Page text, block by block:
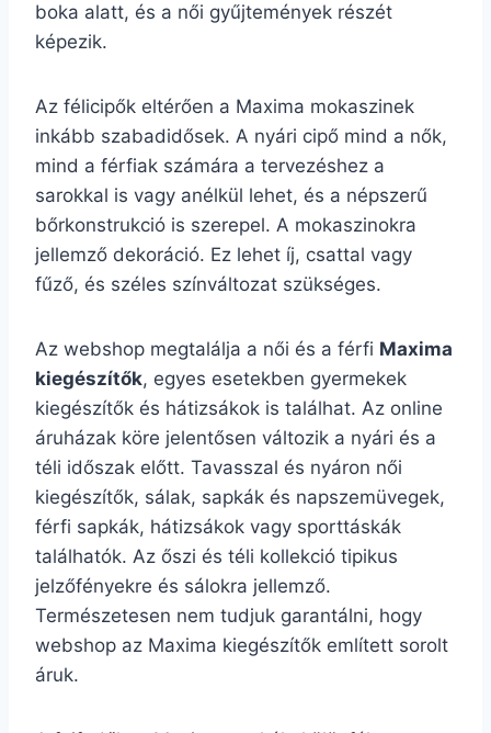
boka alatt, és a női gyűjtemények részét
képezik.
Az félicipők eltérően a Maxima mokaszinek
inkább szabadidősek. A nyári cipő mind a nők,
mind a férfiak számára a tervezéshez a
sarokkal is vagy anélkül lehet, és a népszerű
bőrkonstrukció is szerepel. A mokaszinokra
jellemző dekoráció. Ez lehet íj, csattal vagy
fűző, és széles színváltozat szükséges.
Az webshop megtalálja a női és a férfi Maxima
kiegészítők, egyes esetekben gyermekek
kiegészítők és hátizsákok is találhat. Az online
áruházak köre jelentősen változik a nyári és a
téli időszak előtt. Tavasszal és nyáron női
kiegészítők, sálak, sapkák és napszemüvegek,
férfi sapkák, hátizsákok vagy sporttáskák
találhatók. Az őszi és téli kollekció tipikus
jelzőfényekre és sálokra jellemző.
Természetesen nem tudjuk garantálni, hogy
webshop az Maxima kiegészítők említett sorolt
áruk.